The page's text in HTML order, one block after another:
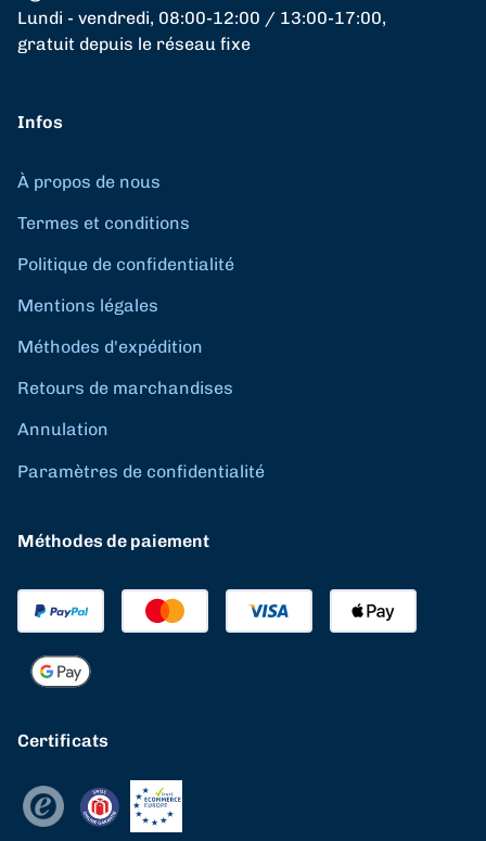
Lundi - vendredi, 08:00-12:00 / 13:00-17:00,
gratuit depuis le réseau fixe
Infos
À propos de nous
Termes et conditions
Politique de confidentialité
Mentions légales
Méthodes d'expédition
Retours de marchandises
Annulation
Paramètres de confidentialité
Méthodes de paiement
Certificats